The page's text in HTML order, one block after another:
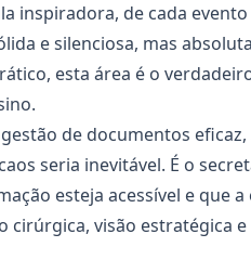
inspiradora, de cada
e silenciosa, mas
esta área é o
de documentos
seria inevitável. É o
esteja acessível e que
cirúrgica, visão estratégica